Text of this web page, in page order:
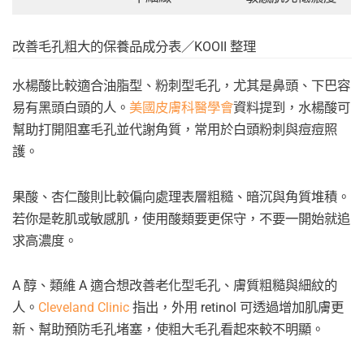
改善毛孔粗大的保養品成分表／KOOII 整理
水楊酸比較適合油脂型、粉刺型毛孔，尤其是鼻頭、下巴容
易有黑頭白頭的人。 美國皮膚科醫學會資料提到，水楊酸可
幫助打開阻塞毛孔並代謝角質，常用於白頭粉刺與痘痘照
護。
果酸、杏仁酸則比較偏向處理表層粗糙、暗沉與角質堆積。
若你是乾肌或敏感肌，使用酸類要更保守，不要一開始就追
求高濃度。
A 醇、類維 A 適合想改善老化型毛孔、膚質粗糙與細紋的
人。 Cleveland Clinic 指出，外用 retinol 可透過增加肌膚更
新、幫助預防毛孔堵塞，使粗大毛孔看起來較不明顯。